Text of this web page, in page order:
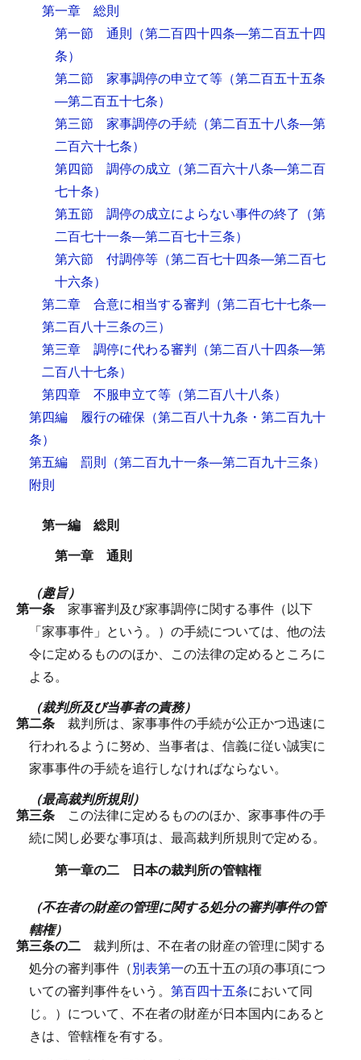
第一章 総則
第一節 通則 （第二百四十四条―第二百五十四
条）
第二節 家事調停の申立て等 （第二百五十五条
―第二百五十七条）
第三節 家事調停の手続 （第二百五十八条―第
二百六十七条）
第四節 調停の成立 （第二百六十八条―第二百
七十条）
第五節 調停の成立によらない事件の終了 （第
二百七十一条―第二百七十三条）
第六節 付調停等 （第二百七十四条―第二百七
十六条）
第二章 合意に相当する審判 （第二百七十七条―
第二百八十三条の三）
第三章 調停に代わる審判 （第二百八十四条―第
二百八十七条）
第四章 不服申立て等 （第二百八十八条）
第四編 履行の確保 （第二百八十九条・第二百九十
条）
第五編 罰則 （第二百九十一条―第二百九十三条）
附則
第一編 総則
第一章 通則
（趣旨）
第一条 家事審判及び家事調停に関する事件（以下
「家事事件」という。）の手続については、他の法
令に定めるもののほか、この法律の定めるところに
よる。
（裁判所及び当事者の責務）
第二条 裁判所は、家事事件の手続が公正かつ迅速に
行われるように努め、当事者は、信義に従い誠実に
家事事件の手続を追行しなければならない。
（最高裁判所規則）
第三条 この法律に定めるもののほか、家事事件の手
続に関し必要な事項は、最高裁判所規則で定める。
第一章の二 日本の裁判所の管轄権
（不在者の財産の管理に関する処分の審判事件の管
轄権）
第三条の二 裁判所は、不在者の財産の管理に関する
処分の審判事件（別表第一の五十五の項の事項につ
いての審判事件をいう。 第百四十五条において同
じ。）について、不在者の財産が日本国内にあると
きは、管轄権を有する。